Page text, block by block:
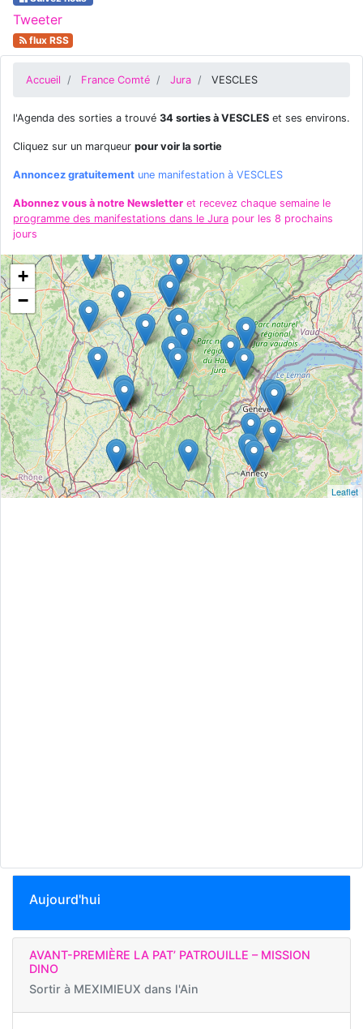
Tweeter
flux RSS
Accueil France Comté Jura VESCLES
l'Agenda des sorties a trouvé 34 sorties à VESCLES et ses environs.
Cliquez sur un marqueur pour voir la sortie
Annoncez gratuitement une manifestation à VESCLES
Abonnez vous à notre Newsletter et recevez chaque semaine le
programme des manifestations dans le Jura pour les 8 prochains
jours
+
−
Leaflet
Aujourd'hui
AVANT-PREMIÈRE LA PAT’ PATROUILLE – MISSION
DINO
Sortir à MEXIMIEUX dans l'Ain